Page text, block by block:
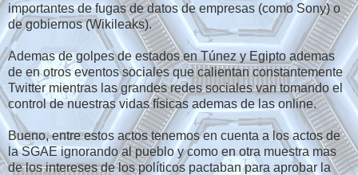
importantes de fugas de datos de empresas (como Sony) o
de gobiernos (Wikileaks).
Ademas de golpes de estados en Túnez y Egipto ademas
de en otros eventos sociales que calientan constantemente
Twitter mientras las grandes redes sociales van tomando el
control de nuestras vidas físicas ademas de las online.
Bueno, entre estos actos tenemos en cuenta a los actos de
la SGAE ignorando al pueblo y como en otra muestra mas
de los intereses de los políticos pactaban para aprobar la